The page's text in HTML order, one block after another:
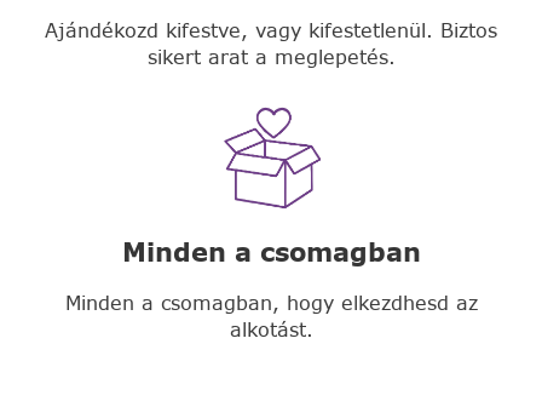
Ajándékozd kifestve, vagy kifestetlenül. Biztos
sikert arat a meglepetés.
Minden a csomagban
Minden a csomagban, hogy elkezdhesd az
alkotást.